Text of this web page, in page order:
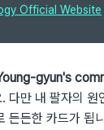
Official Website
gyun's
다만 내 팔자의 원
든든한 카드가 됩